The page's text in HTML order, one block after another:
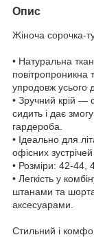
Опис
Жіноча сорочка-
• Натуральна
упродовж усього
• Зручний крій —
сидить і дає
гардероба.
• Ідеально для
офісних
• Розміри: 42-44,
• Легкість у
штанами та
аксесуарами.
Стильний і